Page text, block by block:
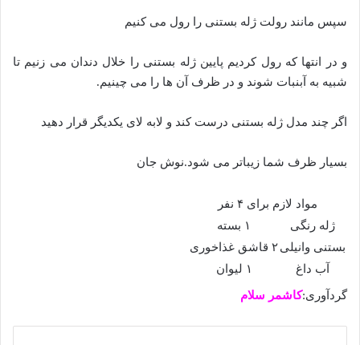
سپس مانند رولت ژله بستنی را رول می کنیم
و در انتها که رول کردیم پایین ژله بستنی را خلال دندان می زنیم تا
شبیه به آبنبات شوند و در ظرف آن ها را می چینیم.
اگر چند مدل ژله بستنی درست کند و لابه لای یکدیگر قرار دهید
بسیار ظرف شما زیباتر می شود.نوش جان
مواد لازم برای ۴ نفر
ژله رنگی
۱ بسته
بستنی وانیلی۲ قاشق غذاخوری
آب داغ
۱ لیوان
گردآوری:کاشمر سلام